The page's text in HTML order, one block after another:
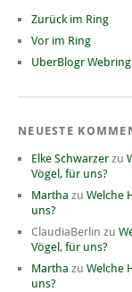
Zurück im Ring
Vor im Ring
UberBlogr Webring
NEUESTE
Elke Schwarzer zu
Vögel, für uns?
Martha zu Welche
uns?
ClaudiaBerlin zu
Vögel, für uns?
Martha zu Welche
uns?